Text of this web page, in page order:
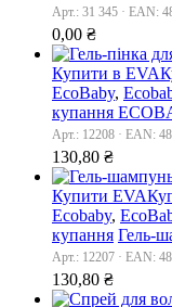
Арт.: 31 345 · EAN:
0,00 ₴
Купити в EVA
EcoBaby,
купання
Арт.: 12208 · EAN:
130,80 ₴
Купити EVA
Ecobaby,
купання Гель-
Арт.: 12207 · EAN:
130,80 ₴